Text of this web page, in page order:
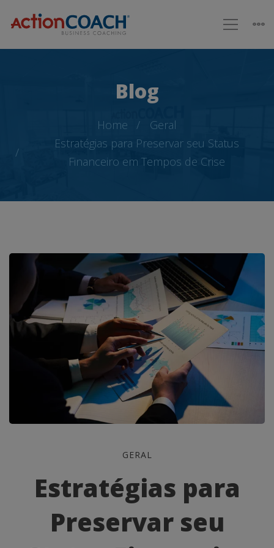
Blog
Home
Geral
Estratégias para Preservar seu Status
Financeiro em Tempos de Crise
para
Preservar
GERAL
Estratégias para
Preservar seu